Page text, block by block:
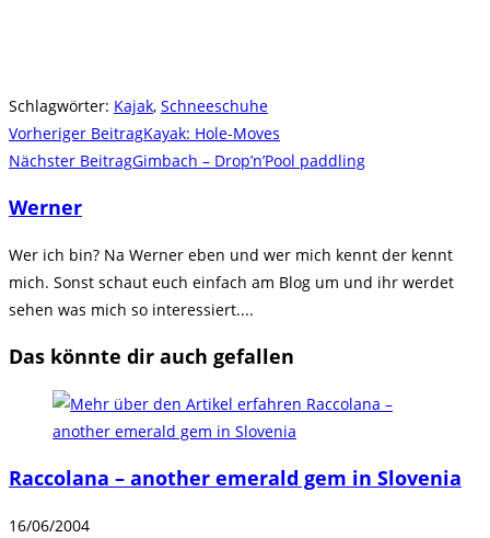
Schlagwörter: Kajak, Schneeschuhe
Weitere
Artikel
ansehen
Vorheriger BeitragKayak: Hole-Moves
Nächster BeitragGimbach – Drop’n’Pool paddling
Werner
Wer ich bin? Na Werner eben und wer mich kennt der kennt
mich. Sonst schaut euch einfach am Blog um und ihr werdet
sehen was mich so interessiert....
Das könnte dir auch gefallen
Raccolana – another emerald gem in Slovenia
16/06/2004